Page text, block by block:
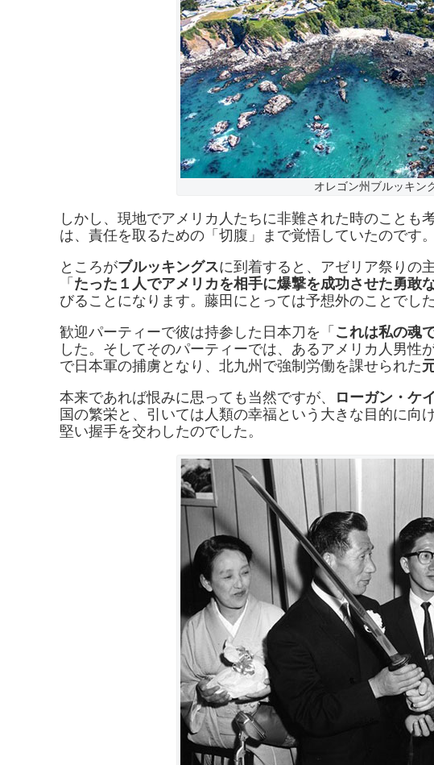
オレゴン州ブルッキン
しかし、現地でアメリカ人たちに非難された時のことも
は、責任を取るための「切腹」まで覚悟していたのです。
ところがブルッキングスに到着すると、アゼリア祭りの
「 たった１人でアメリカを相手に爆撃を成功させた勇敢
びることになります。藤田にとっては予想外のことでした
歓迎パーティーで彼は持参した日本刀を「 これは私の魂
した。そしてそのパーティーでは、あるアメリカ人男性
で日本軍の捕虜となり、北九州で強制労働を課せられた
本来であれば恨みに思っても当然ですが、
ローガン・ケ
国の繁栄と、引いては人類の幸福という大きな目的に向
堅い握手を交わしたのでした。